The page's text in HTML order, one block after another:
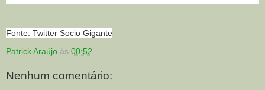
Fonte: Twitter Socio Gigante
Patrick Araújo às 00:52
Nenhum comentário: